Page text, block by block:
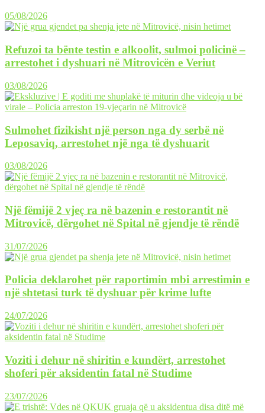
05/08/2026
Refuzoi ta bënte testin e alkoolit, sulmoi policinë –
arrestohet i dyshuari në Mitrovicën e Veriut
03/08/2026
Sulmohet fizikisht një person nga dy serbë në
Leposaviq, arrestohet një nga të dyshuarit
03/08/2026
Një fëmijë 2 vjeç ra në bazenin e restorantit në
Mitrovicë, dërgohet në Spital në gjendje të rëndë
31/07/2026
Policia deklarohet për raportimin mbi arrestimin e
një shtetasi turk të dyshuar për krime lufte
24/07/2026
Voziti i dehur në shiritin e kundërt, arrestohet
shoferi për aksidentin fatal në Studime
23/07/2026